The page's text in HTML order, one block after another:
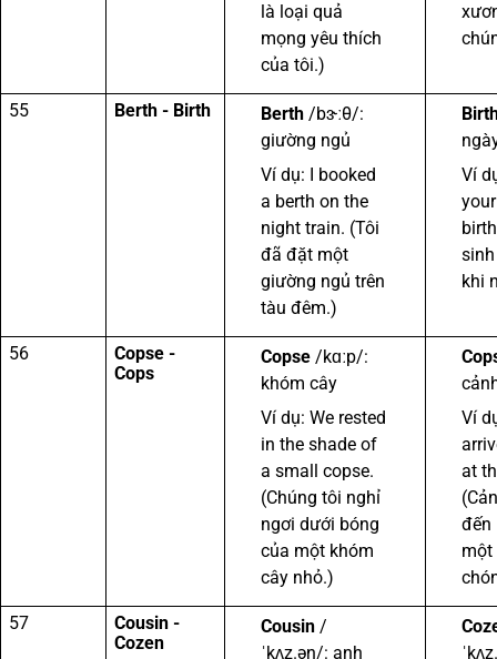
là loại quả
mọng yêu thích
của tôi.)
55 Berth - Birth Berth/bɝːθ/:
giường ngủ
Ví dụ: I booked
a berth on the
night train. (Tôi
đã đặt một
giường ngủ trên
tàu đêm.)
Ví
khi
56
Copse -
Cops
Copse/kɑːp/:
khóm cây
Ví dụ: We rested
in the shade of
a small copse.
(Chúng tôi nghỉ
ngơi dưới bóng
của một khóm
cây nhỏ.)
Ví
at
đến
một
57
Cousin -
Cozen
Cousin/
ˈkʌz.ən/: anh